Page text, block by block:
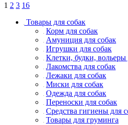
1 2 3 16
Товары для собак
Корм для собак
Амуниция для собак
Игрушки для собак
Клетки, будки, вольеры
Лакомства для собак
Лежаки для собак
Миски для собак
Одежда для собак
Переноски для собак
Средства гигиены для
Товары для груминга